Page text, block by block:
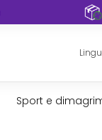
Sport e